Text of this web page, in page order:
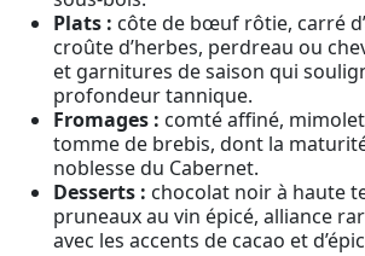
Plats : côte de bœuf rôtie, carré
croûte d’herbes, perdreau ou
et garnitures de saison qui
profondeur tannique.
Fromages : comté affiné,
tomme de brebis, dont la
noblesse du Cabernet.
Desserts : chocolat noir à haute
pruneaux au vin épicé, alliance
avec les accents de cacao et